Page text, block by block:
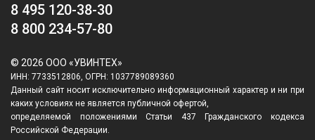
8 495 120-38-30
8 800 234-57-80
© 2026 ООО «УВИНТЕХ»
ИНН: 7733512806, ОГРН: 1037789089360
Данный сайт носит исключительно информационный характер и ни при
каких условиях не является публичной офертой,
определяемой положениями Статьи 437 Гражданского кодекса
Российской Федерации.